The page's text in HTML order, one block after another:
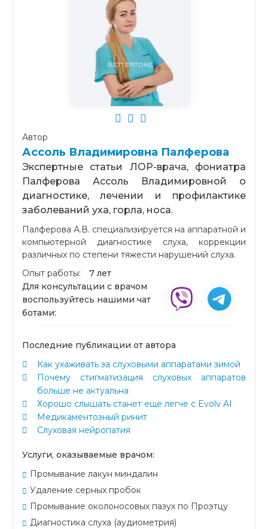
Автор
Ассоль Владимировна Палферова
Экспертные статьи ЛОР-врача, фониатра
Палферова Ассоль Владимировной о
диагностике, лечении и профилактике
заболеваний уха, горла, носа.
Палферова А.В. специализируется на аппаратной и
компьютерной диагностике слуха, коррекции
различных по степени тяжести нарушений слуха.
Опыт работы:
7 лет
Для консультации с врачом
воспользуйтесь нашими чат
ботами:
Последние публикации от автора
Как ухаживать за слуховыми аппаратами зимой
Почему стигматизация слуховых аппаратов
больше не актуальна
Хорошо слышать станет еще легче с Evolv AI
Медикаментозный ринит
Слуховая нейропатия
Услуги, оказываемые врачом:
Промывание лакун миндалин
Удаление серных пробок
Промывание околоносовых пазух по Проэтцу
Диагностика слуха (аудиометрия)